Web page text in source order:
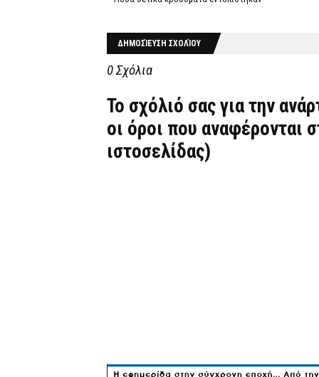
ΔΗΜΟΣΊΕΥΣΗ ΣΧΟΛΊΟΥ
0 Σχόλια
Το σχόλιό σας για την
οι όροι που αναφέρονται
ιστοσελίδας)